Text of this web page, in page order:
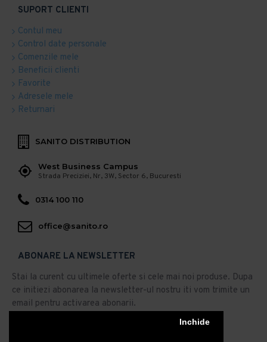
Inchide
SUPORT CLIENTI
Contul meu
Control date personale
Comenzile mele
Beneficii clienti
Favorite
Adresele mele
Returnari
SANITO DISTRIBUTION
West Business Campus
Strada Preciziei, Nr, 3W, Sector 6, Bucuresti
0314 100 110
office@sanito.ro
ABONARE LA NEWSLETTER
Stai la curent cu ultimele oferte si cele mai noi produse. Dupa
ce initiezi abonarea la newsletter-ul nostru iti vom trimite un
email pentru activarea abonarii.
Abonare